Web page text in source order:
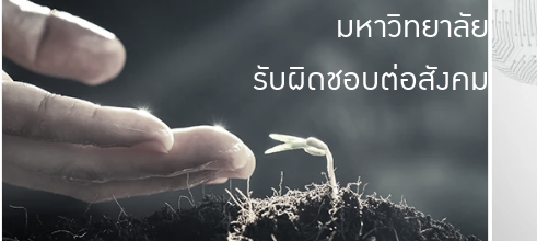
มหาวิทยาลัย
รับผิดชอบต่อสังคม